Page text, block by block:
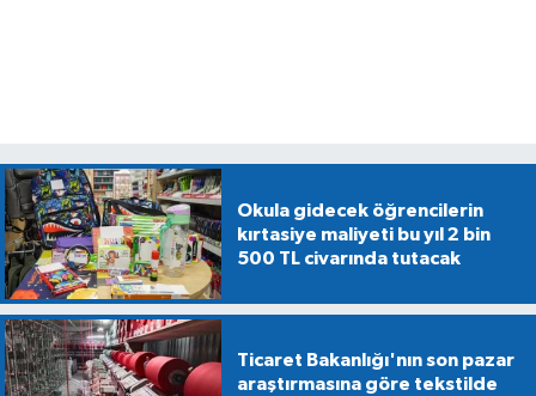
Okula gidecek öğrencilerin
kırtasiye maliyeti bu yıl 2 bin
500 TL civarında tutacak
Ticaret Bakanlığı'nın son pazar
araştırmasına göre tekstilde